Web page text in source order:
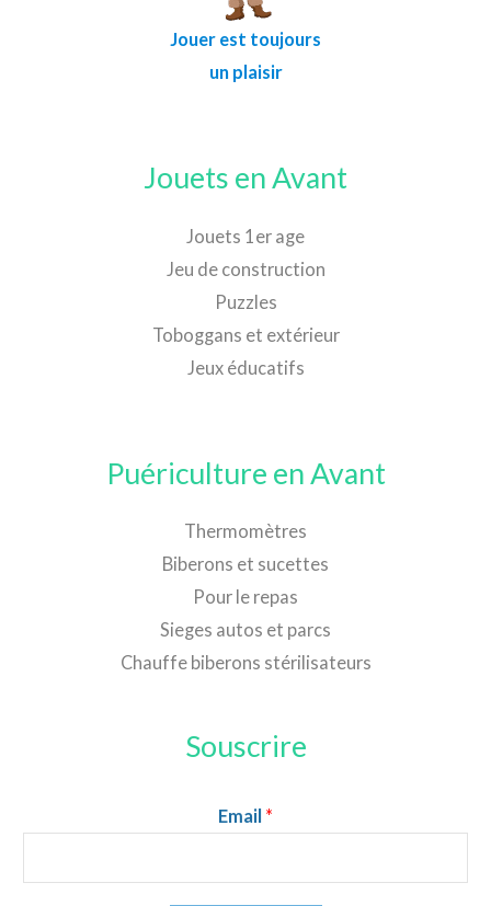
Jouer est toujours
un plaisir
Jouets en Avant
Jouets 1er age
Jeu de construction
Puzzles
Toboggans et extérieur
Jeux éducatifs
Puériculture en Avant
Thermomètres
Biberons et sucettes
Pour le repas
Sieges autos et parcs
Chauffe biberons stérilisateurs
Souscrire
Email *